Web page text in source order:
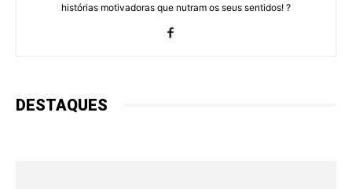
histórias motivadoras que nutram os seus sentidos! ?
DESTAQUES